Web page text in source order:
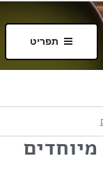
תפריט
מיוחדים